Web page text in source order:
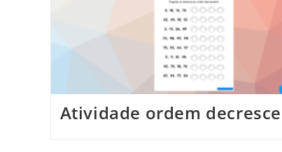
Atividade ordem